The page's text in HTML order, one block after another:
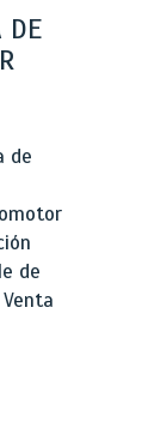
DE
de
de